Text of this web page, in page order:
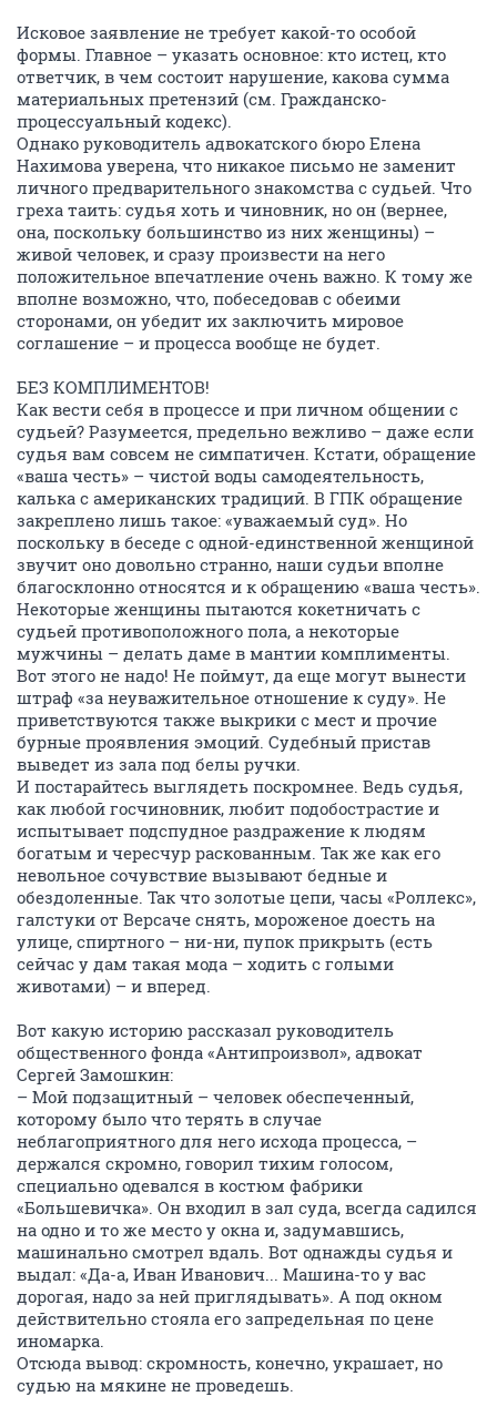
Исковое заявление не требует какой-то особой
формы. Главное – указать основное: кто истец, кто
ответчик, в чем состоит нарушение, какова сумма
материальных претензий (см. Гражданско-
процессуальный кодекс).
Однако руководитель адвокатского бюро Елена
Нахимова уверена, что никакое письмо не заменит
личного предварительного знакомства с судьей. Что
греха таить: судья хоть и чиновник, но он (вернее,
она, поскольку большинство из них женщины) –
живой человек, и сразу произвести на него
положительное впечатление очень важно. К тому же
вполне возможно, что, побеседовав с обеими
сторонами, он убедит их заключить мировое
соглашение – и процесса вообще не будет.
БЕЗ КОМПЛИМЕНТОВ!
Как вести себя в процессе и при личном общении с
судьей? Разумеется, предельно вежливо – даже если
судья вам совсем не симпатичен. Кстати, обращение
«ваша честь» – чистой воды самодеятельность,
калька с американских традиций. В ГПК обращение
закреплено лишь такое: «уважаемый суд». Но
поскольку в беседе с одной-единственной женщиной
звучит оно довольно странно, наши судьи вполне
благосклонно относятся и к обращению «ваша честь».
Некоторые женщины пытаются кокетничать с
судьей противоположного пола, а некоторые
мужчины – делать даме в мантии комплименты.
Вот этого не надо! Не поймут, да еще могут вынести
штраф «за неуважительное отношение к суду». Не
приветствуются также выкрики с мест и прочие
бурные проявления эмоций. Судебный пристав
выведет из зала под белы ручки.
И постарайтесь выглядеть поскромнее. Ведь судья,
как любой госчиновник, любит подобострастие и
испытывает подспудное раздражение к людям
богатым и чересчур раскованным. Так же как его
невольное сочувствие вызывают бедные и
обездоленные. Так что золотые цепи, часы «Роллекс»,
галстуки от Версаче снять, мороженое доесть на
улице, спиртного – ни-ни, пупок прикрыть (есть
сейчас у дам такая мода – ходить с голыми
животами) – и вперед.
Вот какую историю рассказал руководитель
общественного фонда «Антипроизвол», адвокат
Сергей Замошкин:
– Мой подзащитный – человек обеспеченный,
которому было что терять в случае
неблагоприятного для него исхода процесса, –
держался скромно, говорил тихим голосом,
специально одевался в костюм фабрики
«Большевичка». Он входил в зал суда, всегда садился
на одно и то же место у окна и, задумавшись,
машинально смотрел вдаль. Вот однажды судья и
выдал: «Да-а, Иван Иванович... Машина-то у вас
дорогая, надо за ней приглядывать». А под окном
действительно стояла его запредельная по цене
иномарка.
Отсюда вывод: скромность, конечно, украшает, но
судью на мякине не проведешь.